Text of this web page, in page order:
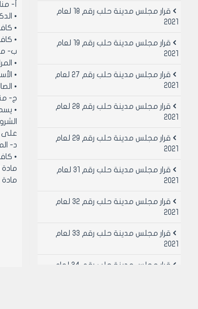
‌أ-
•
•
•
‌ب-
•
•
•
‌ج-
•
على
‌د-
•
مادة 3- تبقى بقية مواد قرار مجلس المدينة رقم /192/ لعام 2008 بدون تعديل .
مادة 4- و يبلغ هذا القرار من يلزم لتنفيذه .
قرار مجلس مدينة حلب رقم 18 لعام
2021
قرار مجلس مدينة حلب رقم 19 لعام
2021
قرار مجلس مدينة حلب رقم 27 لعام
2021
قرار مجلس مدينة حلب رقم 28 لعام
2021
قرار مجلس مدينة حلب رقم 29 لعام
2021
قرار مجلس مدينة حلب رقم 31 لعام
2021
قرار مجلس مدينة حلب رقم 32 لعام
2021
قرار مجلس مدينة حلب رقم 33 لعام
2021
قرار مجلس مدينة حلب رقم 34 لعام